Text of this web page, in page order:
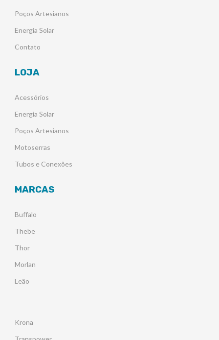
Poços Artesianos
Energia Solar
Contato
LOJA
Acessórios
Energia Solar
Poços Artesianos
Motoserras
Tubos e Conexões
MARCAS
Buffalo
Thebe
Thor
Morlan
Leão
Krona